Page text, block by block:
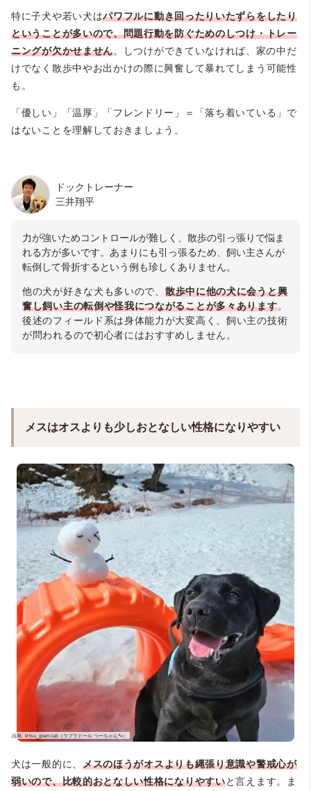
特に子犬や若い犬はパワフルに動き回ったりいたずらをしたり
ということが多いので、問題行動を防ぐためのしつけ・トレー
ニングが欠かせません。しつけができていなければ、家の中だ
けでなく散歩中やお出かけの際に興奮して暴れてしまう可能性
も。
「優しい」「温厚」「フレンドリー」＝「落ち着いている」で
はないことを理解しておきましょう。
ドックトレーナー
三井翔平
力が強いためコントロールが難しく、散歩の引っ張りで悩ま
れる方が多いです。あまりにも引っ張るため、飼い主さんが
転倒して骨折するという例も珍しくありません。
他の犬が好きな犬も多いので、 散歩中に他の犬に会うと興
奮し飼い主の転倒や怪我につながることが多々あります。
後述のフィールド系は身体能力が大変高く、飼い主の技術
が問われるので初心者にはおすすめしません 。
メスはオスよりも少しおとなしい性格になりやすい
犬は一般的に、 メスのほうがオスよりも縄張り意識や警戒心が
弱いので、比較的おとなしい性格になりやすいと言えます。ま